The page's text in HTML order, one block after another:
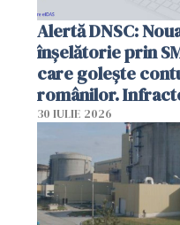
Alertă DNSC:
înșelătorie prin
care golește
românilor.
folosesc numele
Ghișeul.ro și al
Române
30 IULIE 2026